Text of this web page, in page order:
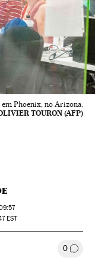
Phoenix, no Arizona.
TOURON (AFP)
EST
0